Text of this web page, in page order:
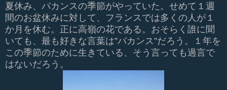
夏休み、バカンスの季節がやっていた。せめて１週
間のお盆休みに対して、フランスでは多くの人が１
か月を休む。正に高嶺の花である。おそらく誰に聞
いても、最も好きな言葉は”バカンス”だろう。１年を
この季節のために生きている、そう言っても過言で
はないだろう。